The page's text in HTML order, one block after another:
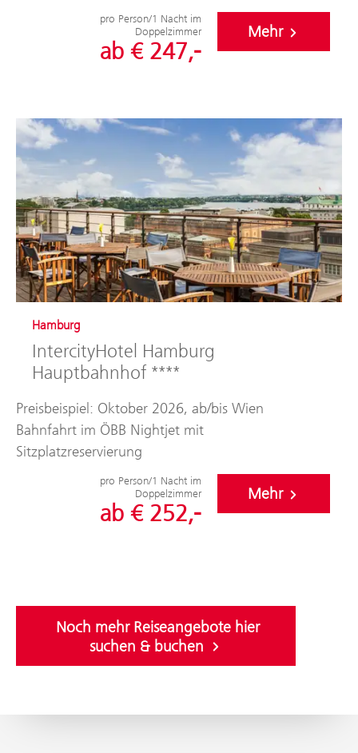
pro Person/1 Nacht im
Doppelzimmer
ab € 247,-
Mehr
Hamburg
IntercityHotel Hamburg
Hauptbahnhof ****
Preisbeispiel: Oktober 2026, ab/bis Wien
Bahnfahrt im ÖBB Nightjet mit
Sitzplatzreservierung
pro Person/1 Nacht im
Doppelzimmer
ab € 252,-
Mehr
Noch mehr Reiseangebote hier
suchen & buchen